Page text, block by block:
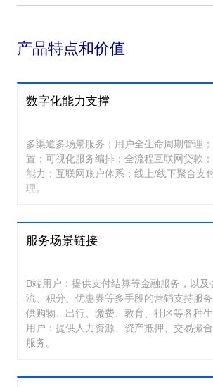
产品特点和价值
数字化能力支撑
多渠道多场景服务；用户全生命周期管理
置；可视化服务编排；全流程互联网贷款
能力；互联网账户体系；线上/线下聚合支
理。
服务场景链接
B端用户：提供支付结算等金融服务，以及
流、积分、优惠券等多手段的营销支持服
供购物、出行、缴费、教育、社区等各种
用户：提供人力资源、资产抵押、交易撮
服务。